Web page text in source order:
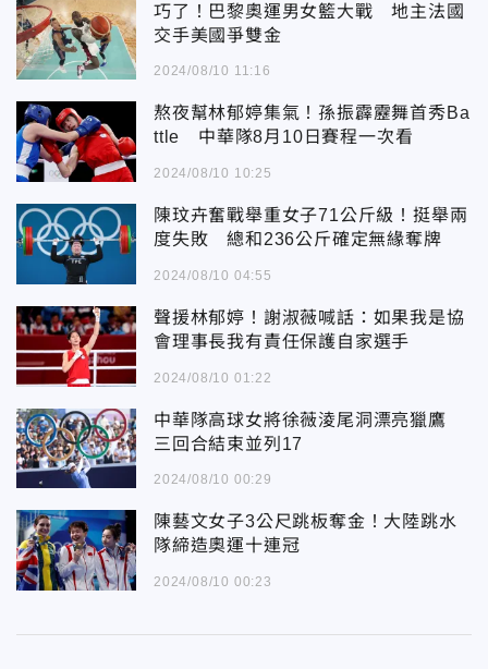
巧了！巴黎奧運男女籃大戰 地主法國
交手美國爭雙金
2024/08/10 11:16
熬夜幫林郁婷集氣！孫振霹靂舞首秀Ba
ttle 中華隊8月10日賽程一次看
2024/08/10 10:25
陳玟卉奮戰舉重女子71公斤級！挺舉兩
度失敗 總和236公斤確定無緣奪牌
2024/08/10 04:55
聲援林郁婷！謝淑薇喊話：如果我是協
會理事長我有責任保護自家選手
2024/08/10 01:22
中華隊高球女將徐薇淩尾洞漂亮獵鷹
三回合結束並列17
2024/08/10 00:29
陳藝文女子3公尺跳板奪金！大陸跳水
隊締造奧運十連冠
2024/08/10 00:23